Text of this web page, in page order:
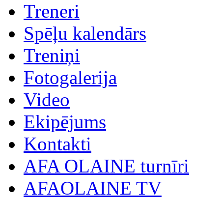
Treneri
Spēļu kalendārs
Treniņi
Fotogalerija
Video
Ekipējums
Kontakti
AFA OLAINE turnīri
AFAOLAINE TV